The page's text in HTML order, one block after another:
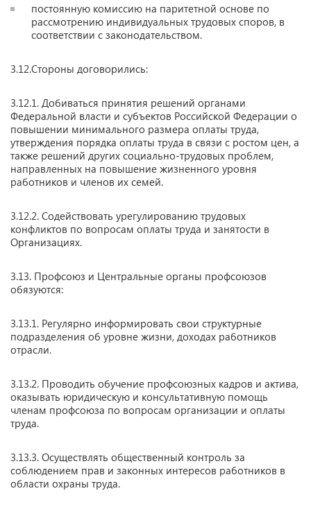
постоянную комиссию на паритетной основе по
рассмотрению индивидуальных трудовых споров, в
соответствии с законодательством.
3.12.Стороны договорились:
3.12.1. Добиваться принятия решений органами
Федеральной власти и субъектов Российской Федерации о
повышении минимального размера оплаты труда,
утверждения порядка оплаты труда в связи с ростом цен, а
также решений других социально-трудовых проблем,
направленных на повышение жизненного уровня
работников и членов их семей.
3.12.2. Содействовать урегулированию трудовых
конфликтов по вопросам оплаты труда и занятости в
Организациях.
3.13. Профсоюз и Центральные органы профсоюзов
обязуются:
3.13.1. Регулярно информировать свои структурные
подразделения об уровне жизни, доходах работников
отрасли.
3.13.2. Проводить обучение профсоюзных кадров и актива,
оказывать юридическую и консультативную помощь
членам профсоюза по вопросам организации и оплаты
труда.
3.13.3. Осуществлять общественный контроль за
соблюдением прав и законных интересов работников в
области охраны труда.